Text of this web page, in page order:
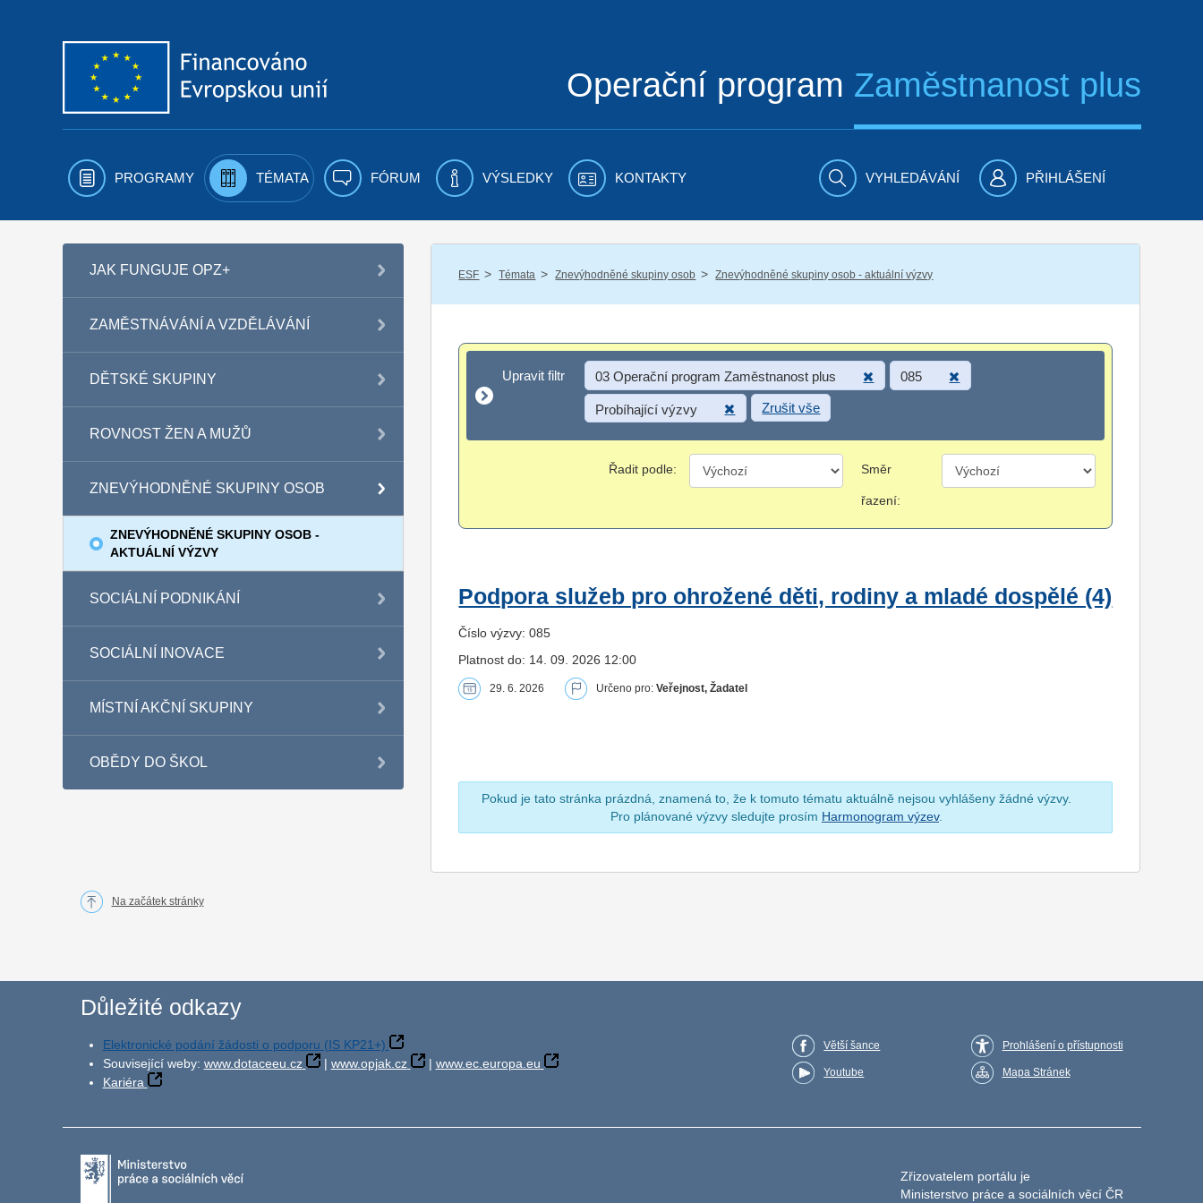
Operační program Zaměstnanost plus
PROGRAMY TÉMATA FÓRUM VÝSLEDKY KONTAKTY VYHLEDÁVÁNÍ PŘIHLÁŠENÍ
JAK FUNGUJE OPZ+
ZAMĚSTNÁVÁNÍ A VZDĚLÁVÁNÍ
DĚTSKÉ SKUPINY
ROVNOST ŽEN A MUŽŮ
ZNEVÝHODNĚNÉ SKUPINY OSOB
ZNEVÝHODNĚNÉ SKUPINY OSOB -
AKTUÁLNÍ VÝZVY
SOCIÁLNÍ PODNIKÁNÍ
SOCIÁLNÍ INOVACE
MÍSTNÍ AKČNÍ SKUPINY
OBĚDY DO ŠKOL
ESF / Témata / Znevýhodněné skupiny osob / Znevýhodněné skupiny osob - aktuální výzvy
Upravit filtr
Upravit filtr 03 Operační program Zaměstnanost plus 085
Probíhající výzvy Zrušit vše
Řadit podle: Směr
řazení:
Podpora služeb pro ohrožené děti, rodiny a mladé dospělé (4)
Číslo výzvy: 085
Platnost do: 14. 09. 2026 12:00
29. 6. 2026 Určeno pro:Veřejnost, Žadatel
Pokud je tato stránka prázdná, znamená to, že k tomuto tématu aktuálně nejsou vyhlášeny žádné výzvy.
Pro plánované výzvy sledujte prosím Harmonogram výzev.
Na začátek stránky
Důležité odkazy
Elektronické podání žádosti o podporu (IS KP21+)
Související weby: www.dotaceeu.cz | www.opjak.cz | www.ec.europa.eu
Kariéra
Větší šance
Youtube
Prohlášení o přístupnosti
Mapa Stránek
Zřizovatelem portálu je
Ministerstvo práce a sociálních věcí ČR